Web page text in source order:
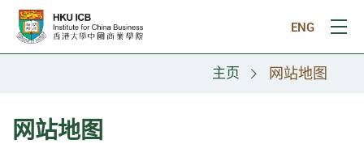
跳往主要内容
ENG
打
主页 网站地图
网站地图